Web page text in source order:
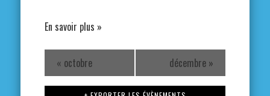
En savoir plus »
« octobre décembre »